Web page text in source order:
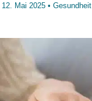
12. Mai 2025• Gesundheit